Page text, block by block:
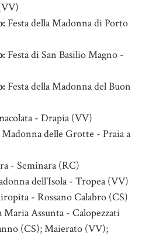
Festa della Madonna di Porto
Festa di San Basilio Magno -
Festa della Madonna del Buon
- Drapia (VV)
Madonna delle Grotte - Praia a
- Seminara (RC)
dell'Isola - Tropea (VV)
- Rossano Calabro (CS)
Maria Assunta - Calopezzati
(CS); Maierato (VV);